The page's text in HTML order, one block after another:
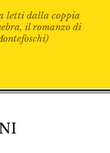
letti dalla coppia
il romanzo di